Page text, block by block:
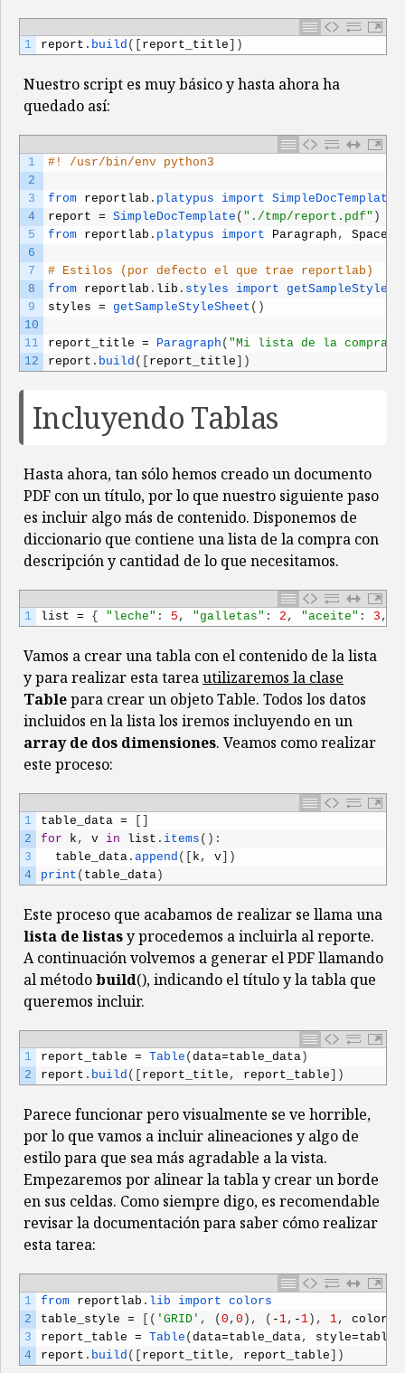
1 report . build ( report_title )
Nuestro script es muy básico y hasta ahora ha
quedado así:
1
2
3
4
5
6
7
8
9
10
11
12
#! /usr/bin/env python3
from reportlab . platypus import SimpleDocTemplate
report = SimpleDocTemplate ( "./tmp/report.pdf" )
from reportlab . platypus import Paragraph , Spacer
# Estilos (por defecto el que trae reportlab)
from reportlab . lib . styles import
styles = getSampleStyleSheet ( )
report_title = Paragraph ( "Mi lista de la compra"
report . build ( [ report_title] )
Incluyendo Tablas
Hasta ahora, tan sólo hemos creado un documento
PDF con un título, por lo que nuestro siguiente paso
es incluir algo más de contenido. Disponemos de
diccionario que contiene una lista de la compra con
descripción y cantidad de lo que necesitamos.
1 list = { "leche" : 5 , "galletas" : 2 , "aceite" : 3 ,
Vamos a crear una tabla con el contenido de la lista
y para realizar esta tareautilizaremos la clase
Tablepara crear un objeto Table. Todos los datos
incluidos en la lista los iremos incluyendo en un
array de dos dimensiones. Veamos como realizar
este proceso:
1
2
3
4
table_data = [ ]
for
k , v in list . items ( ) :
table_data . append ( [ k , v] )
print ( table_data)
Este proceso que acabamos de realizar se llama una
lista de listasy procedemos a incluirla al reporte.
A continuación volvemos a generar el PDF llamando
al métodobuild(), indicando el título y la tabla que
queremos incluir.
1
2
report_table = Table ( data=table_data )
report . build ( report_title , report_table )
Parece funcionar pero visualmente se ve horrible,
por lo que vamos a incluir alineaciones y algo de
estilo para que sea más agradable a la vista.
Empezaremos por alinear la tabla y crear un borde
en sus celdas. Como siempre digo, es recomendable
revisar la documentación para saber cómo realizar
esta tarea:
1
2
3
4
from reportlab . lib import colors
table_style = [ ( 'GRID' , (0 , 0 ) , ( - 1, - 1) , 1, colors
report_table = Table (data=table_data, style=
report . build ( [ report_title , report_table] )